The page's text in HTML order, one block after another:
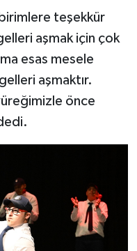
birimlere teşekkür
aşmak için çok
esas mesele
aşmaktır.
önce